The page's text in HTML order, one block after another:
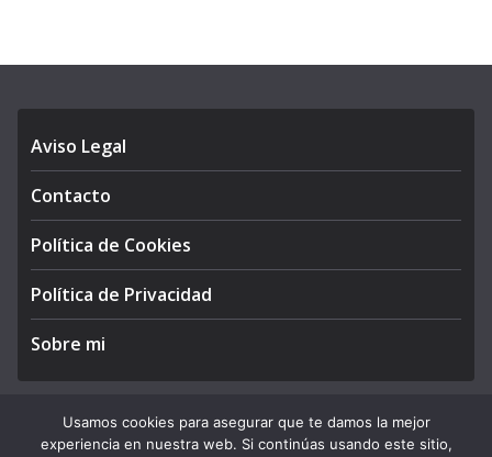
Aviso Legal
Contacto
Política de Cookies
Política de Privacidad
Sobre mi
Usamos cookies para asegurar que te damos la mejor
experiencia en nuestra web. Si continúas usando este sitio,